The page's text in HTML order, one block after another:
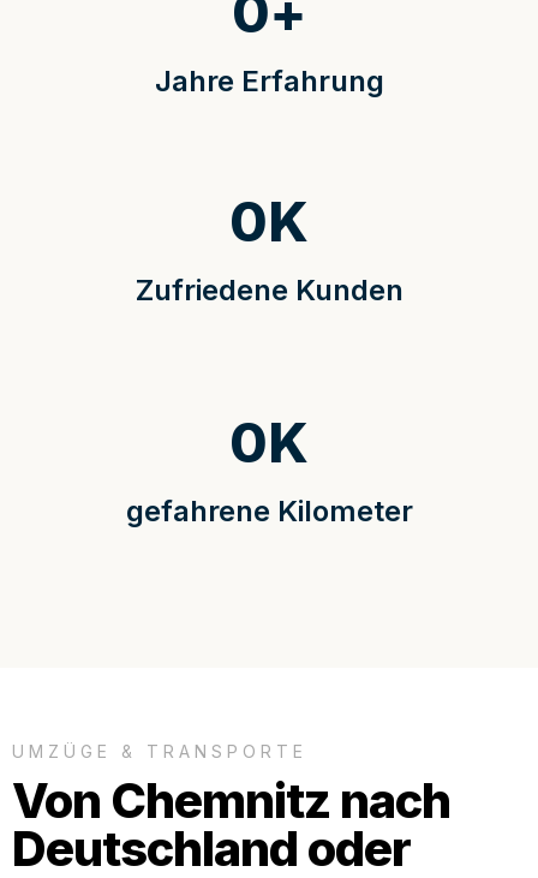
Jahre Erfahrung
Zufriedene Kunden
0K
gefahrene Kilometer
0K
UMZÜGE & TRANSPORTE
Von Chemnitz nach
Deutschland oder